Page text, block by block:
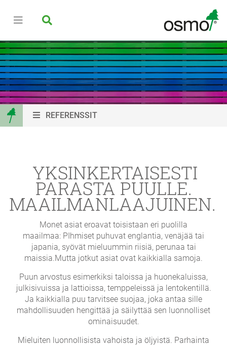
REFERENSSIT
YKSINKERTAISESTI
PARASTA PUULLE.
MAAILMANLAAJUINEN.
Monet asiat eroavat toisistaan eri puolilla
maailmaa: PIhmiset puhuvat englantia, venäjää tai
japania, syövät mieluummin riisiä, perunaa tai
maissia.Mutta jotkut asiat ovat kaikkialla samoja.
Puun arvostus esimerkiksi taloissa ja huonekaluissa,
julkisivuissa ja lattioissa, temppeleissä ja lentokentillä.
Ja kaikkialla puu tarvitsee suojaa, joka antaa sille
mahdollisuuden hengittää ja säilyttää sen luonnolliset
ominaisuudet.
Mieluiten luonnollisista vahoista ja öljyistä. Parhainta